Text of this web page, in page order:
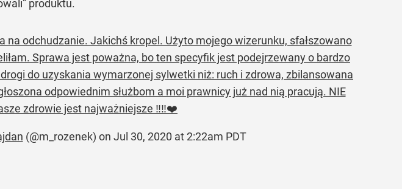
produktu.
na odchudzanie. Jakichś kropel. Użyto mojego wizerunku, sfałszowano
Sprawa jest poważna, bo ten specyfik jest podejrzewany o bardzo
do uzyskania wymarzonej sylwetki niż: ruch i zdrowa, zbilansowana
odpowiednim służbom a moi prawnicy już nad nią pracują. NIE
zdrowie jest najważniejsze ‼️‼️❤️
(@m_rozenek) on Jul 30, 2020 at 2:22am PDT